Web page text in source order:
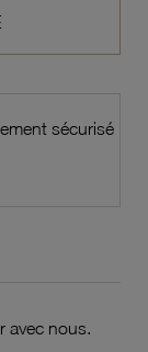
sécurisé
avec nous.